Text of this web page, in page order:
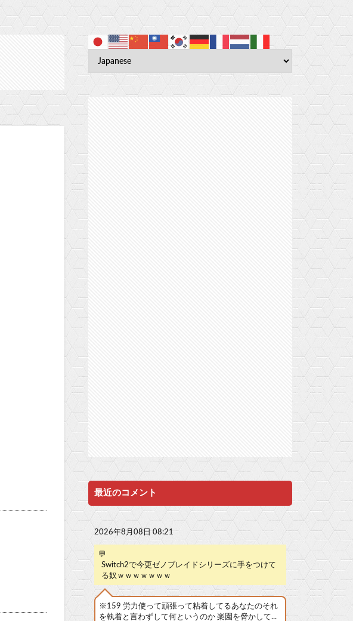
最近のコメント
2026年8月08日 08:21
💬
Switch2で今更ゼノブレイドシリーズに手をつけて
る奴ｗｗｗｗｗｗｗ
※159 労力使って頑張って粘着してるあなたのそれ
を執着と言わずして何というのか 楽園を脅かして...